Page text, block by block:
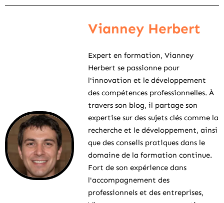
Vianney Herbert
Expert en formation, Vianney
Herbert se passionne pour
l'innovation et le développement
des compétences professionnelles. À
travers son blog, il partage son
expertise sur des sujets clés comme la
recherche et le développement, ainsi
que des conseils pratiques dans le
domaine de la formation continue.
Fort de son expérience dans
l'accompagnement des
professionnels et des entreprises,